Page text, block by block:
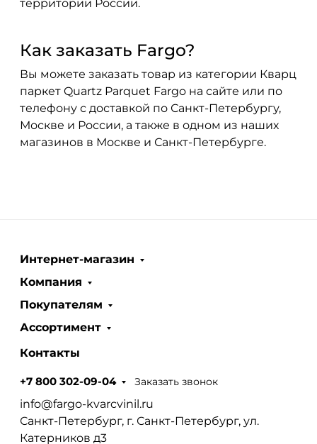
территории России.
Как заказать Fargo?
Вы можете заказать товар из категории Кварц
паркет Quartz Parquet Fargo на сайте или по
телефону с доставкой по Санкт-Петербургу,
Москве и России, а также в одном из наших
магазинов в Москве и Санкт-Петербурге.
Интернет-магазин
Компания
Покупателям
Ассортимент
Контакты
+7 800 302-09-04 Заказать звонок
info@fargo-kvarcvinil.ru
Санкт-Петербург, г. Санкт-Петербург, ул.
Катерников д3